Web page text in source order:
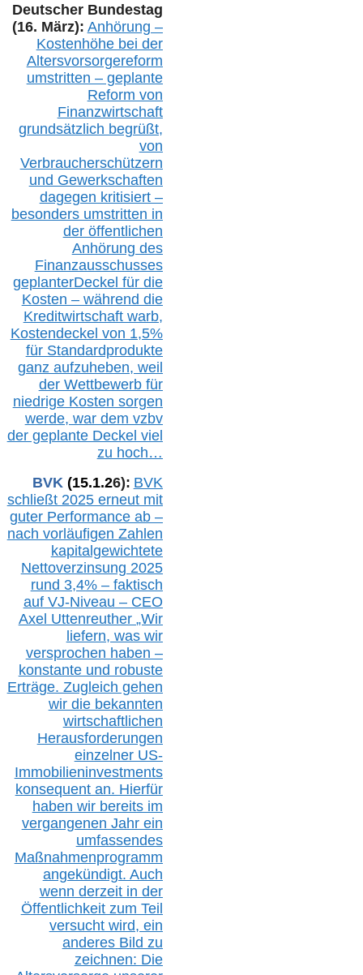
Deutscher Bundestag
(16. März): Anhörung –
Kostenhöhe bei der
Altersvorsorgereform
umstritten – geplante
Reform von
Finanzwirtschaft
grundsätzlich begrüßt,
von
Verbraucherschützern
und Gewerkschaften
dagegen kritisiert –
besonders umstritten in
der öffentlichen
Anhörung des
Finanzausschusses
geplanterDeckel für die
Kosten – während die
Kreditwirtschaft warb,
Kostendeckel von 1,5%
für Standardprodukte
ganz aufzuheben, weil
der Wettbewerb für
niedrige Kosten sorgen
werde, war dem vzbv
der geplante Deckel viel
zu hoch…
BVK (15.1.26): BVK
schließt 2025 erneut mit
guter Performance ab –
nach vorläufigen Zahlen
kapitalgewichtete
Nettoverzinsung 2025
rund 3,4% – faktisch
auf VJ-Niveau – CEO
Axel Uttenreuther „Wir
liefern, was wir
versprochen haben –
konstante und robuste
Erträge. Zugleich gehen
wir die bekannten
wirtschaftlichen
Herausforderungen
einzelner US-
Immobilieninvestments
konsequent an. Hierfür
haben wir bereits im
vergangenen Jahr ein
umfassendes
Maßnahmenprogramm
angekündigt. Auch
wenn derzeit in der
Öffentlichkeit zum Teil
versucht wird, ein
anderes Bild zu
zeichnen: Die